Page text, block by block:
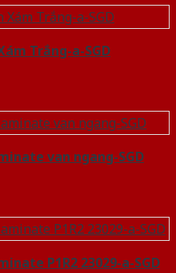
Trắng-a-SGD
van ngang-SGD
P1R2 23029-a-SGD